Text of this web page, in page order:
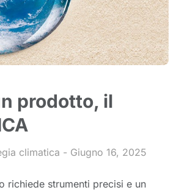
prodotto, il
climatica Giugno 16, 2025
richiede strumenti precisi e un